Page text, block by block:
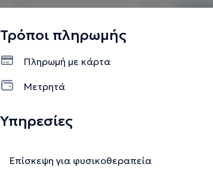
Τρόποι πληρωμής
Πληρωμή με κάρτα
Μετρητά
Υπηρεσίες
Επίσκεψη για φυσικοθεραπεία